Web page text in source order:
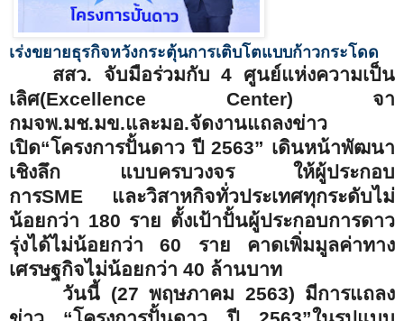
เร่งขยายธุรกิจหวังกระตุ้นการเติบโตแบบก้าวกระโดด
สสว. จับมือร่วมกับ4 ศูนย์แห่งความเป็น
เลิศ(Excellence Center) จา
กมจพ.มช.มข.และมอ.จัดงานแถลงข่าว
เปิด“โครงการปั้นดาว ปี 2563” เดินหน้าพัฒนา
เชิงลึก แบบครบวงจร ให้ผู้ประกอบ
การSME และวิสาหกิจทั่วประเทศทุกระดับไม่
น้อยกว่า 180 ราย ตั้งเป้าปั้นผู้ประกอบการดาว
รุ่งได้ไม่น้อยกว่า 60 ราย คาดเพิ่มมูลค่าทาง
เศรษฐกิจไม่น้อยกว่า 40 ล้านบาท
วันนี้ (27พฤษภาคม 2563) มีการแถลง